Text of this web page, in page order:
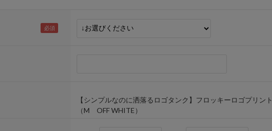
【シンプルなのに洒落るロゴタンク】フロッキーロゴプリン
（M OFF WHITE）